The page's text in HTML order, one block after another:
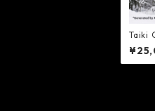
Taiki
ワー